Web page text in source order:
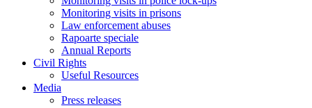
Monitoring visits in prisons
Law enforcement abuses
Rapoarte speciale
Annual Reports
Civil Rights
Useful Resources
Media
Press releases